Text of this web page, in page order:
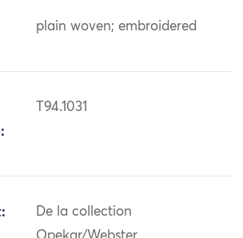
plain woven; embroidered
T94.1031
De la collection